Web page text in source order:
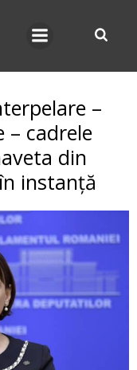
–
– cadrele
din
instanță